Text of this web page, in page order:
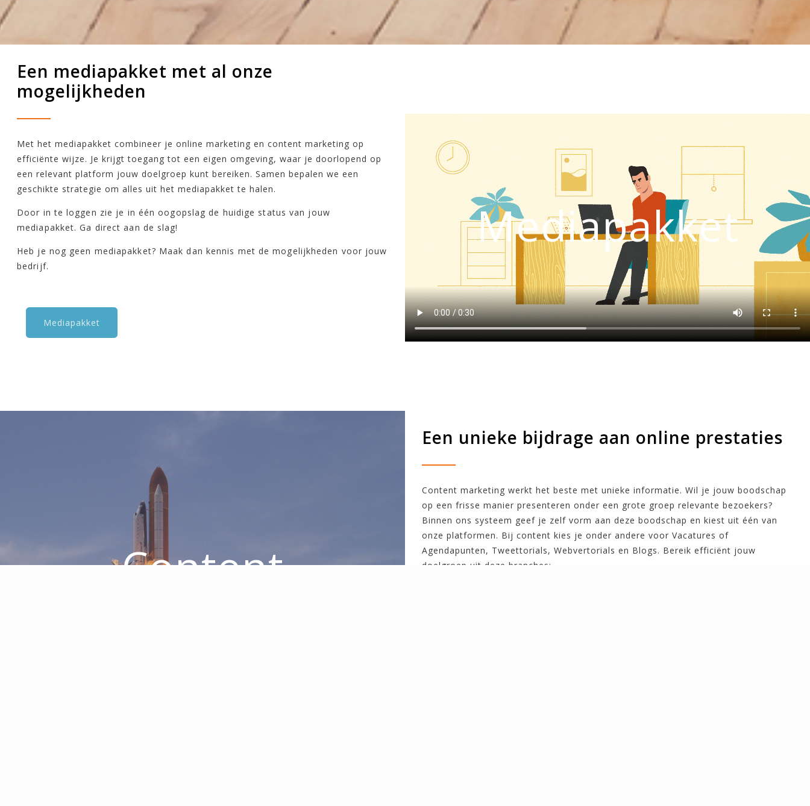
Een mediapakket met al onze
mogelijkheden
Met het mediapakket combineer je online marketing en content marketing op
efficiënte wijze. Je krijgt toegang tot een eigen omgeving, waar je doorlopend op
een relevant platform jouw doelgroep kunt bereiken. Samen bepalen we een
geschikte strategie om alles uit het mediapakket te halen.
Door in te loggen zie je in één oogopslag de huidige status van jouw
mediapakket. Ga direct aan de slag!
Heb je nog geen mediapakket? Maak dan kennis met de mogelijkheden voor jouw
bedrijf.
Mediapakket
Mediapakket
Content
Een unieke bijdrage aan online prestaties
Content marketing werkt het beste met unieke informatie. Wil je jouw boodschap
op een frisse manier presenteren onder een grote groep relevante bezoekers?
Binnen ons systeem geef je zelf vorm aan deze boodschap en kiest uit één van
onze platformen. Bij content kies je onder andere voor Vacatures of
Agendapunten, Tweettorials, Webvertorials en Blogs. Bereik efficiënt jouw
doelgroep uit deze branches: